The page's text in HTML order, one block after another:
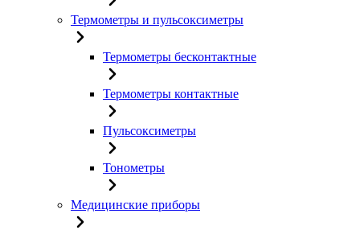
Термометры и пульсоксиметры
Термометры бесконтактные
Термометры контактные
Пульсоксиметры
Тонометры
Медицинские приборы